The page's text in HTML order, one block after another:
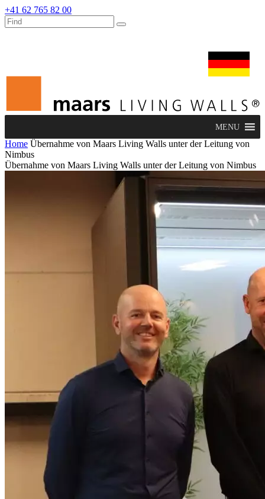
+41 62 765 82 00
MENU
Home Übernahme von Maars Living Walls unter der Leitung von
Nimbus
Übernahme von Maars Living Walls unter der Leitung von Nimbus